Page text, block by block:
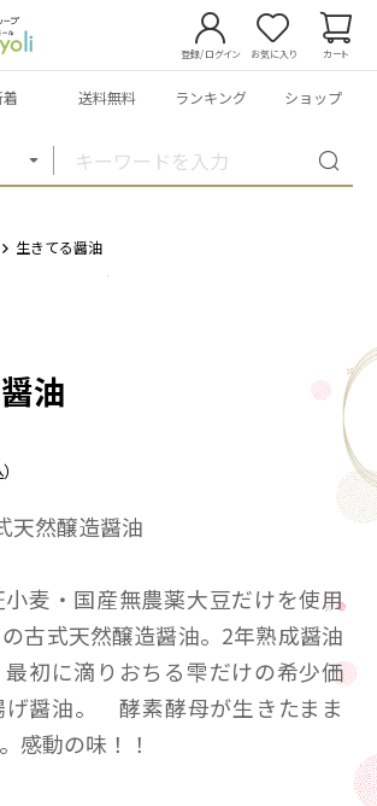
登録/ログイン お気に入り カート
着 送料無料 ランキング ショップ
生きてる醤油
油
然醸造醤油
麦・国産無農薬大豆だけを使用
古式天然醸造醤油。2年熟成醤油
初に滴りおちる雫だけの希少価
げ醤油。 酵素酵母が生きたまま
感動の味！！